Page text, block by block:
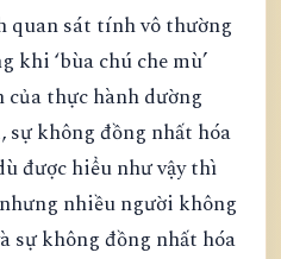
quan sát tính vô thường
khi ‘bùa chú che mù’
của thực hành dường
sự không đồng nhất hóa
được hiểu như vậy thì
nhiều người không
sự không đồng nhất hóa